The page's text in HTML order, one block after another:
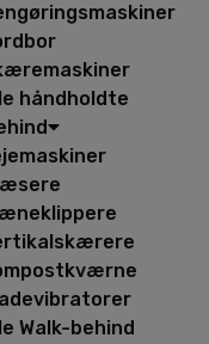
håndholdte
Walk-behind